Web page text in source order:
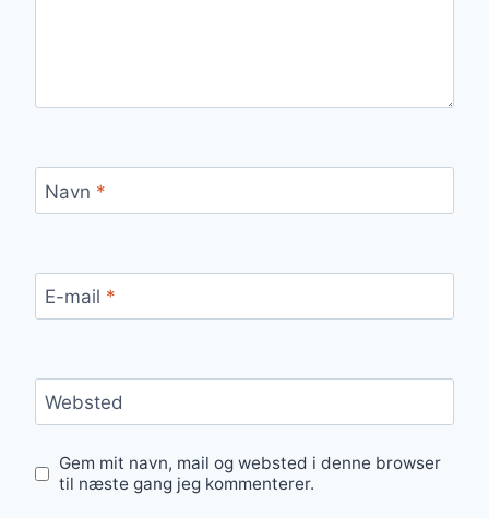
Navn *
E-mail *
Websted
Gem mit navn, mail og websted i denne browser
til næste gang jeg kommenterer.